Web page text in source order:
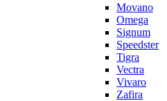
Movano
Omega
Signum
Speedster
Tigra
Vectra
Vivaro
Zafira